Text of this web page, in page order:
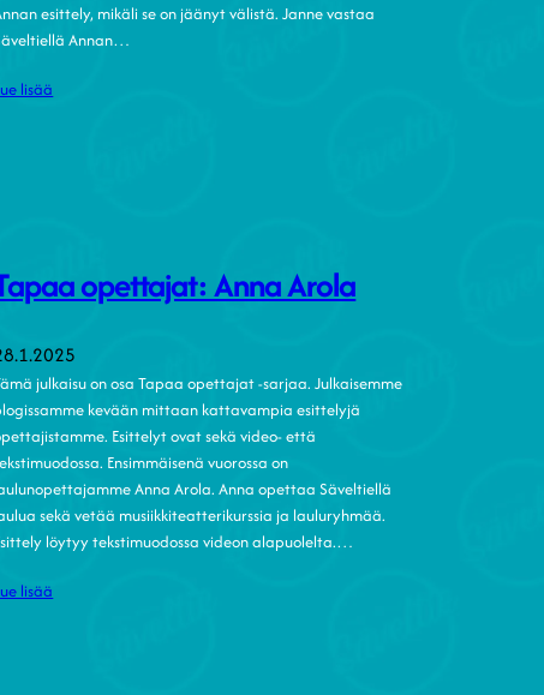
esittely, mikäli se on jäänyt välistä. Janne vastaa
Annan…
lisää
opettajat: Anna Arola
julkaisu on osa Tapaa opettajat -sarjaa. Julkaisemme
kevään mittaan kattavampia esittelyjä
Esittelyt ovat sekä video- että
Ensimmäisenä vuorossa on
Anna Arola. Anna opettaa Säveltiellä
sekä vetää musiikkiteatterikurssia ja lauluryhmää.
löytyy tekstimuodossa videon alapuolelta.…
lisää